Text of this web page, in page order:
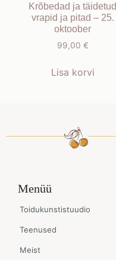
Krõbedad ja täidetud
vrapid ja pitad – 25.
oktoober
99,00 €
Lisa korvi
Menüü
Toidukunstistuudio
Teenused
Meist